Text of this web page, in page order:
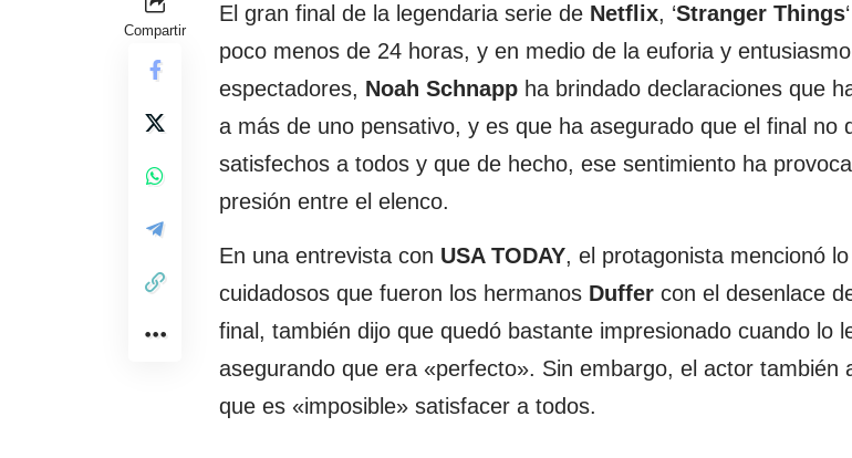
Compartir
El gran final de la legendaria serie de Netflix, ‘Stranger Things
poco menos de 24 horas, y en medio de la euforia y
espectadores, Noah Schnapp ha brindado declaraciones que
a más de uno pensativo, y es que ha asegurado que el final no
satisfechos a todos y que de hecho, ese sentimiento ha
presión entre el elenco.
En una entrevista con USA TODAY, el protagonista mencionó lo
cuidadosos que fueron los hermanos Duffer con el desenlace
final, también dijo que quedó bastante impresionado cuando lo
asegurando que era «perfecto». Sin embargo, el actor también
que es «imposible» satisfacer a todos.